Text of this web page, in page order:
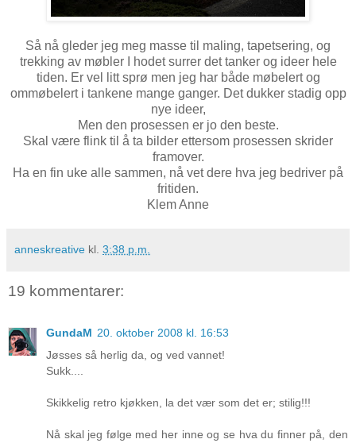
Så nå gleder jeg meg masse til maling, tapetsering, og
trekking av møbler I hodet surrer det tanker og ideer hele
tiden. Er vel litt sprø men jeg har både møbelert og
ommøbelert i tankene mange ganger. Det dukker stadig opp
nye ideer,
Men den prosessen er jo den beste.
Skal være flink til å ta bilder ettersom prosessen skrider
framover.
Ha en fin uke alle sammen, nå vet dere hva jeg bedriver på
fritiden.
Klem Anne
anneskreative kl. 3:38 p.m.
19 kommentarer:
GundaM 20. oktober 2008 kl. 16:53
Jøsses så herlig da, og ved vannet!
Sukk....
Skikkelig retro kjøkken, la det vær som det er; stilig!!!
Nå skal jeg følge med her inne og se hva du finner på, den